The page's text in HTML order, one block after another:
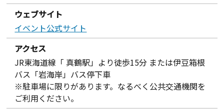
ウェブサイト
イベント公式サイト
アクセス
JR東海道線「 真鶴駅」より徒歩15分 または伊豆箱根
バス「岩海岸」バス停下車
※駐車場に限りがあります。なるべく公共交通機関を
ご利用ください。